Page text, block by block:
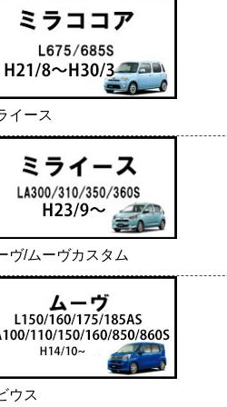
イース
ヴ/ムーヴカスタム
ウス